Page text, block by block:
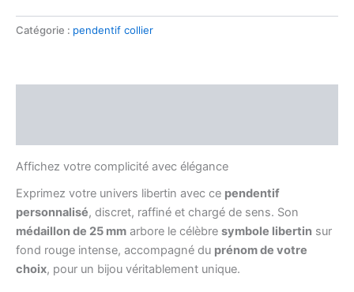
Catégorie : pendentif collier
Affichez votre complicité avec élégance
Exprimez votre univers libertin avec ce pendentif
personnalisé, discret, raffiné et chargé de sens. Son
médaillon de 25 mm arbore le célèbre symbole libertin sur
fond rouge intense, accompagné du prénom de votre
choix, pour un bijou véritablement unique.